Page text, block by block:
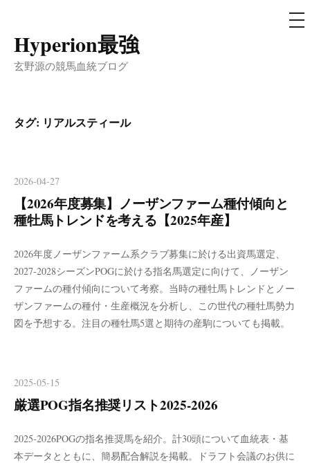
コ
ン
ツ
へ
ッ
プ
Hyperion最強
玄野源の競馬血統ブログ
メ
ニ
タグ: リアルスティール
2026-04-27
【2026年度募集】ノーザンファーム種付傾向と
種牡馬トレンドを考える【2025年産】
2026年度ノーザンファーム系クラブ募集に於ける出資馬選定、
2027-2028シーズンPOGに於ける指名馬選定に向けて、ノーザン
ファームの種付傾向について考察。当時の種牡馬トレンドとノー
ザンファームの種付・生産概況を分析し、この世代の種牡馬勢力
図を予想する。注目の種牡馬5選と期待の産駒についても掲載。
2025-05-15
厳選POG指名推奨リスト2025-2026
2025-2026POGの指名推奨馬を紹介。計30頭について血統表・基
本データとともに、簡易配合解説を掲載。ドラフト会議のお供に